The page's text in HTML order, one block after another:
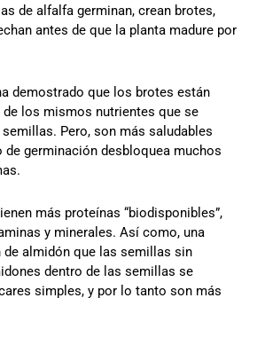
de alfalfa germinan, crean brotes,
antes de que la planta madure por
demostrado que los brotes están
de los mismos nutrientes que se
Pero, son más saludables
de germinación desbloquea muchos
más proteínas “biodisponibles”,
y minerales. Así como, una
de almidón que las semillas sin
dentro de las semillas se
simples, y por lo tanto son más